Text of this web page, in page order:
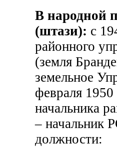
В народной
(штази): с
районного
(земля
земельное
февраля
начальника
– начальник
должности: